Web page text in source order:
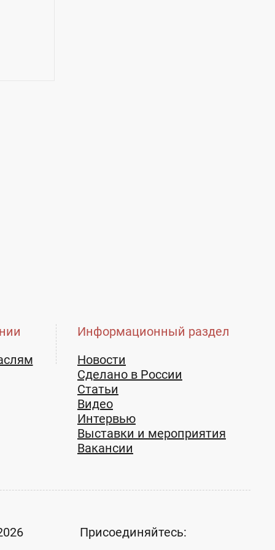
Информационный раздел
Новости
Сделано в России
Статьи
Видео
Интервью
Выставки и мероприятия
Вакансии
Присоединяйтесь: